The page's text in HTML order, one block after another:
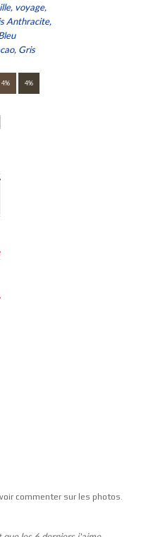
voyage,
Anthracite,
Gris
4% 4%
commenter sur les photos.